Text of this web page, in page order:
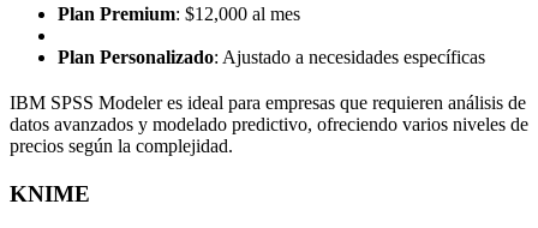
Plan Premium: $12,000 al mes
Plan Personalizado: Ajustado a necesidades específicas
IBM SPSS Modeler es ideal para empresas que requieren análisis de
datos avanzados y modelado predictivo, ofreciendo varios niveles de
precios según la complejidad.
KNIME